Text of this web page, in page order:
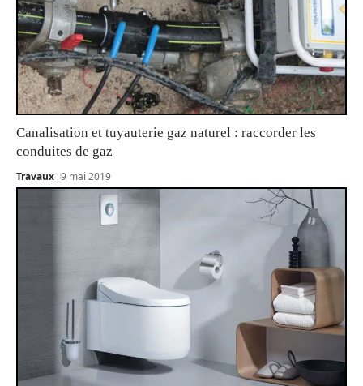
Canalisation et tuyauterie gaz naturel : raccorder les
conduites de gaz
Travaux 9 mai 2019